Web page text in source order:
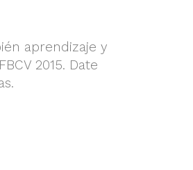
aprendizaje y
2015. Date